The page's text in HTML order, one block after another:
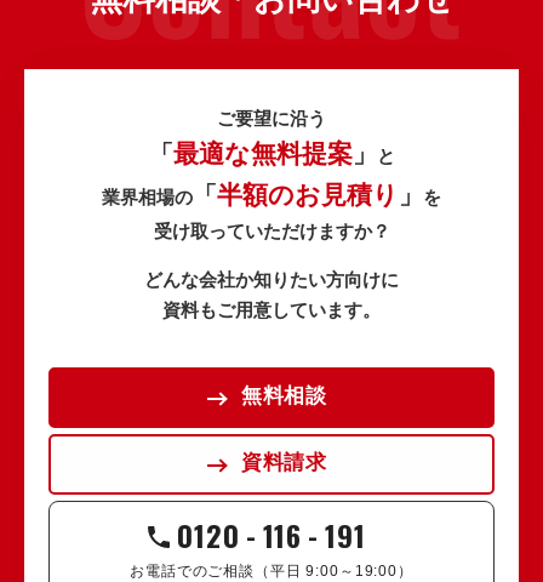
ご要望に沿う
「 最適な無料提案」
と
業界相場の
「 半額のお見積り 」
を
受け取っていただけますか？
どんな会社か知りたい方向けに
資料もご用意しています。
無料相談
資料請求
0120 -116 -191
お電話でのご相談（平日 9:00～19:00）